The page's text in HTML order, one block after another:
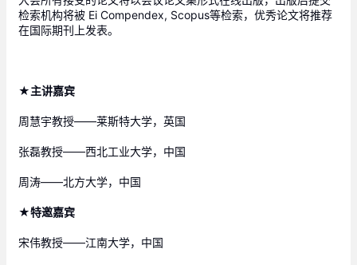
检索机构将被 Ei Compendex, Scopus等检索，优秀论文将推荐
在国际期刊上发表。
★主讲嘉宾
周慧宇教授——莱斯特大学，英国
张磊教授——西北工业大学，中国
周涛——北方大学，中国
★特邀嘉宾
宋伟教授——江南大学，中国